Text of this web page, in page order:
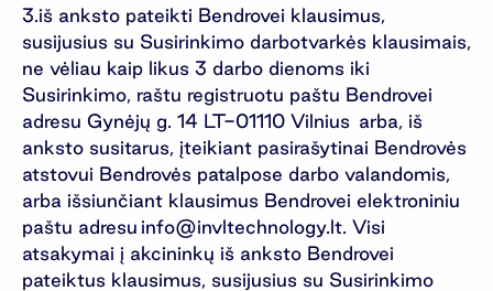
iš anksto pateikti Bendrovei klausimus,
susijusius su Susirinkimo darbotvarkės klausimais,
ne vėliau kaip likus 3 darbo dienoms iki
Susirinkimo, raštu registruotu paštu Bendrovei
adresu Gynėjų g. 14 LT-01110 Vilnius arba, iš
anksto susitarus, įteikiant pasirašytinai Bendrovės
atstovui Bendrovės patalpose darbo valandomis,
arba išsiunčiant klausimus Bendrovei elektroniniu
paštu adresu info@invltechnology.lt. Visi
atsakymai į akcininkų iš anksto Bendrovei
pateiktus klausimus, susijusius su Susirinkimo